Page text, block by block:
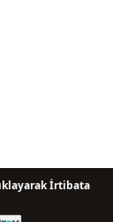
İrtibata